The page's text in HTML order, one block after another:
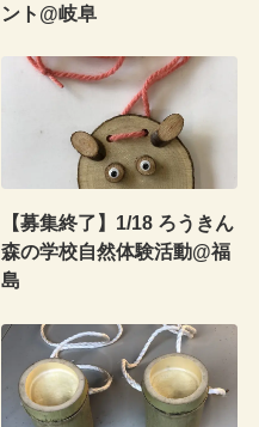
ント@岐阜
【募集終了】1/18 ろうきん
森の学校自然体験活動@福
島